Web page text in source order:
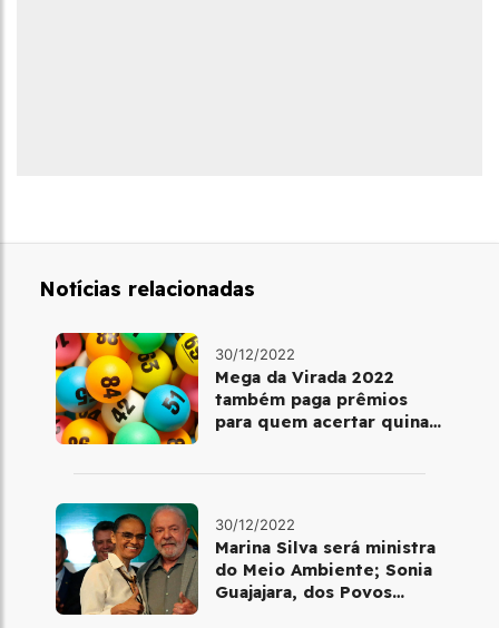
Notícias relacionadas
30/12/2022
Mega da Virada 2022
também paga prêmios
para quem acertar quina
30/12/2022
Marina Silva será ministra
do Meio Ambiente; Sonia
Guajajara, dos Povos